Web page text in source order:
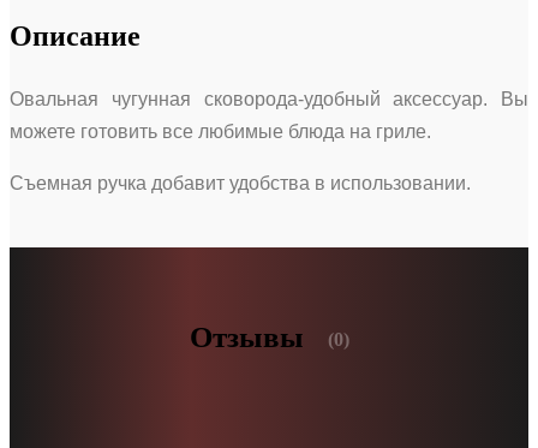
Описание
Овальная чугунная сковорода-удобный аксессуар. Вы
можете готовить все любимые блюда на гриле.
Съемная ручка добавит удобства в использовании.
Отзывы (0)